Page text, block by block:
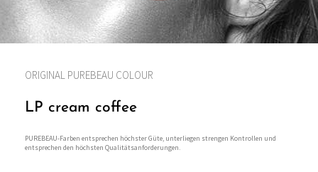
ORIGINAL PUREBEAU COLOUR
LP cream coffee
PUREBEAU-Farben entsprechen höchster Güte, unterliegen strengen Kontrollen und
entsprechen den höchsten Qualitätsanforderungen.